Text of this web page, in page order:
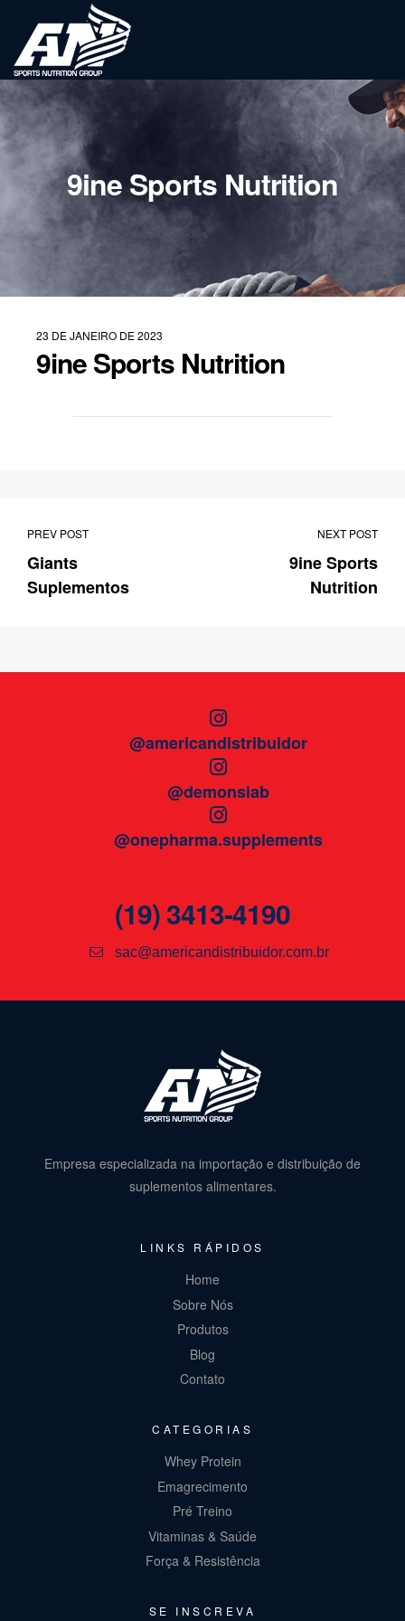
9ine Sports Nutrition
23 DE JANEIRO DE 2023
9ine Sports Nutrition
PREV POST
Giants
Suplementos
NEXT POST
9ine Sports
Nutrition
@americandistribuidor
@demonslab
@onepharma.supplements
(19) 3413-4190
sac@americandistribuidor.com.br
Empresa especializada na importação e distribuição de
suplementos alimentares.
LINKS RÁPIDOS
Home
Sobre Nós
Produtos
Blog
Contato
CATEGORIAS
Whey Protein
Emagrecimento
Pré Treino
Vitaminas & Saúde
Força & Resistência
SE INSCREVA